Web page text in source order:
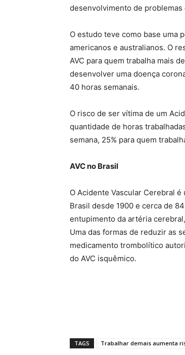
desenvolvimento de problemas
O estudo teve como base uma
americanos e australianos. O
AVC para quem trabalha mais
desenvolver uma doença
40 horas semanais.
O risco de ser vítima de um
quantidade de horas
semana, 25% para quem
AVC no Brasil
O Acidente Vascular Cerebral
Brasil desde 1900 e cerca de
entupimento da artéria
Uma das formas de reduzir as
medicamento trombolítico
do AVC isquêmico.
TAGS Trabalhar demais aumenta